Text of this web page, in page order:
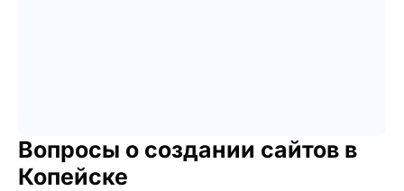
Вопросы о создании сайтов в
Копейске